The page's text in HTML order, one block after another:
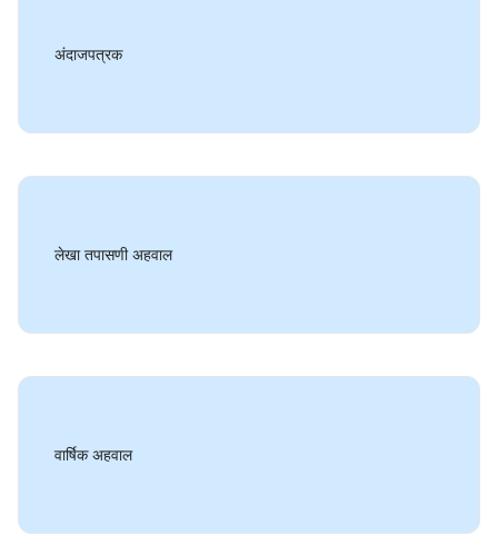
अंदाजपत्रक
लेखा तपासणी अहवाल
वार्षिक अहवाल